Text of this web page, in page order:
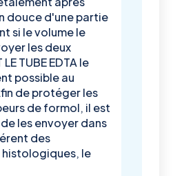
douce d'une partie
si le volume le
les deux
TUBE EDTA le
possible au
de protéger les
de formol, il est
les envoyer dans
des
le